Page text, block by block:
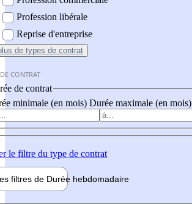
Profession libérale
Reprise d'entreprise
de types de contrat
CONTRAT
de contrat
minimale (en mois) Durée maximale (en mois)
le filtre du type de contrat
filtres de Durée hebdomadaire